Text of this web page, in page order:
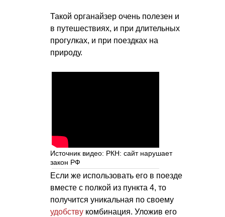
Такой органайзер очень полезен и
в путешествиях, и при длительных
прогулках, и при поездках на
природу.
Источник видео: РКН: сайт нарушает
закон РФ
Если же использовать его в поезде
вместе с полкой из пункта 4, то
получится уникальная по своему
удобству комбинация. Уложив его